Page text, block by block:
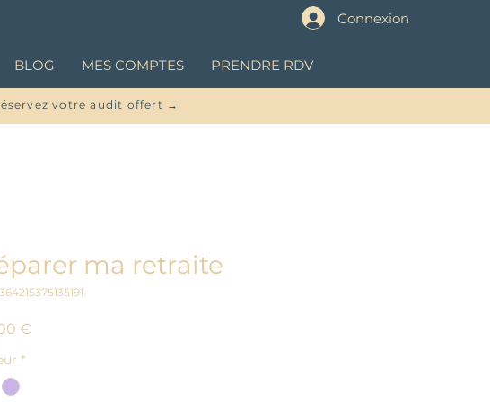
Connexion
BLOG MES COMPTES PRENDRE RDV
votre audit offert →
ma retraite
€
*